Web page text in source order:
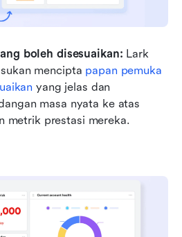
boleh disesuaikan: Lark
mencipta papan pemuka
yang jelas dan
masa nyata ke atas
metrik prestasi mereka.